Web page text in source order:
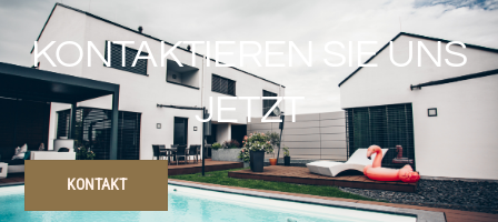
KONTAKTIEREN SIE UNS
JETZT
KONTAKT